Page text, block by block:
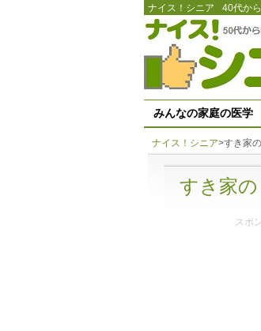
ナイス！シニア 40代か
みんなの家庭の医学
ナイス！シニア>すき家
すき家
スポ